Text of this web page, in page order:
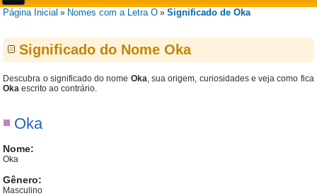
Página Inicial » Nomes com a Letra O »Significado de Oka
Significado do Nome Oka
Descubra o significado do nome Oka, sua origem, curiosidades e veja como fica
Oka escrito ao contrário.
Oka
Nome:
Oka
Gênero:
Masculino